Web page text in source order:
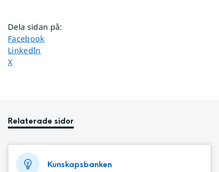
Dela sidan på:
Dela sidan på
Facebook
Dela sidan på
LinkedIn
Dela sidan på
X
Relaterade sidor
Kunskapsbanken